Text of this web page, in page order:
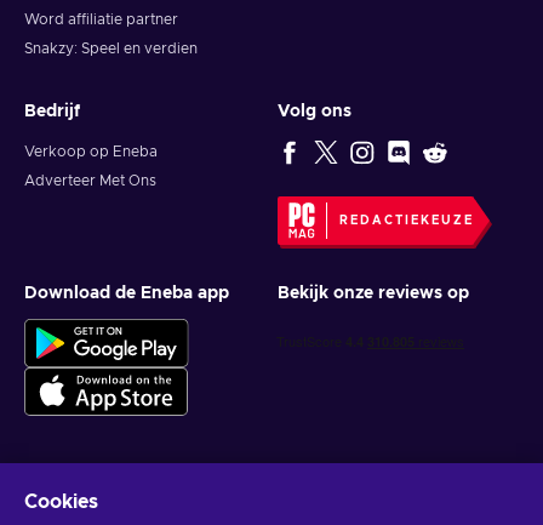
Word affiliatie partner
Snakzy: Speel en verdien
Bedrijf
Verkoop op Eneba
Adverteer Met Ons
Volg ons
REDACTIEKEUZE
Download de Eneba app Bekijk onze reviews op
Krijg gepersonaliseerde gameaanbiedingen
Cookies